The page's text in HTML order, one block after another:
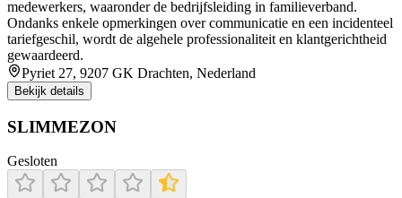
medewerkers, waaronder de bedrijfsleiding in familieverband.
Ondanks enkele opmerkingen over communicatie en een incidenteel
tariefgeschil, wordt de algehele professionaliteit en klantgerichtheid
gewaardeerd.
Pyriet 27, 9207 GK Drachten, Nederland
Bekijk details
SLIMMEZON
Gesloten